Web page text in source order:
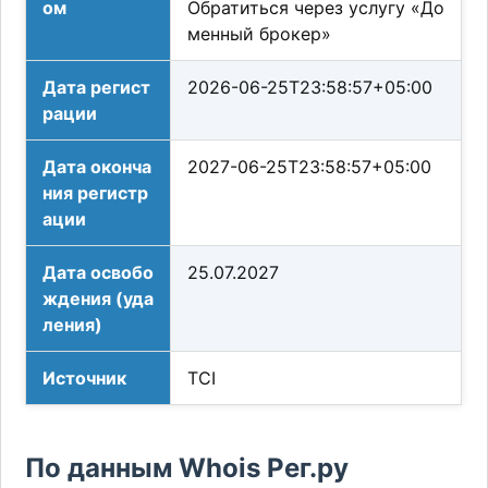
ом
Обратиться через услугу «До
менный брокер»
Дата регист
рации
2026-06-25T23:58:57+05:00
Дата оконча
ния регистр
ации
2027-06-25T23:58:57+05:00
Дата освобо
ждения (уда
ления)
25.07.2027
Источник TCI
По данным Whois Рег.ру